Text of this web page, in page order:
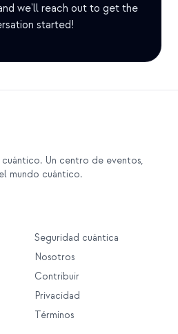
Education
we'll reach out to get the
started!
Un centro de eventos,
mundo cuántico.
Seguridad cuántica
Nosotros
Contribuir
Privacidad
Términos